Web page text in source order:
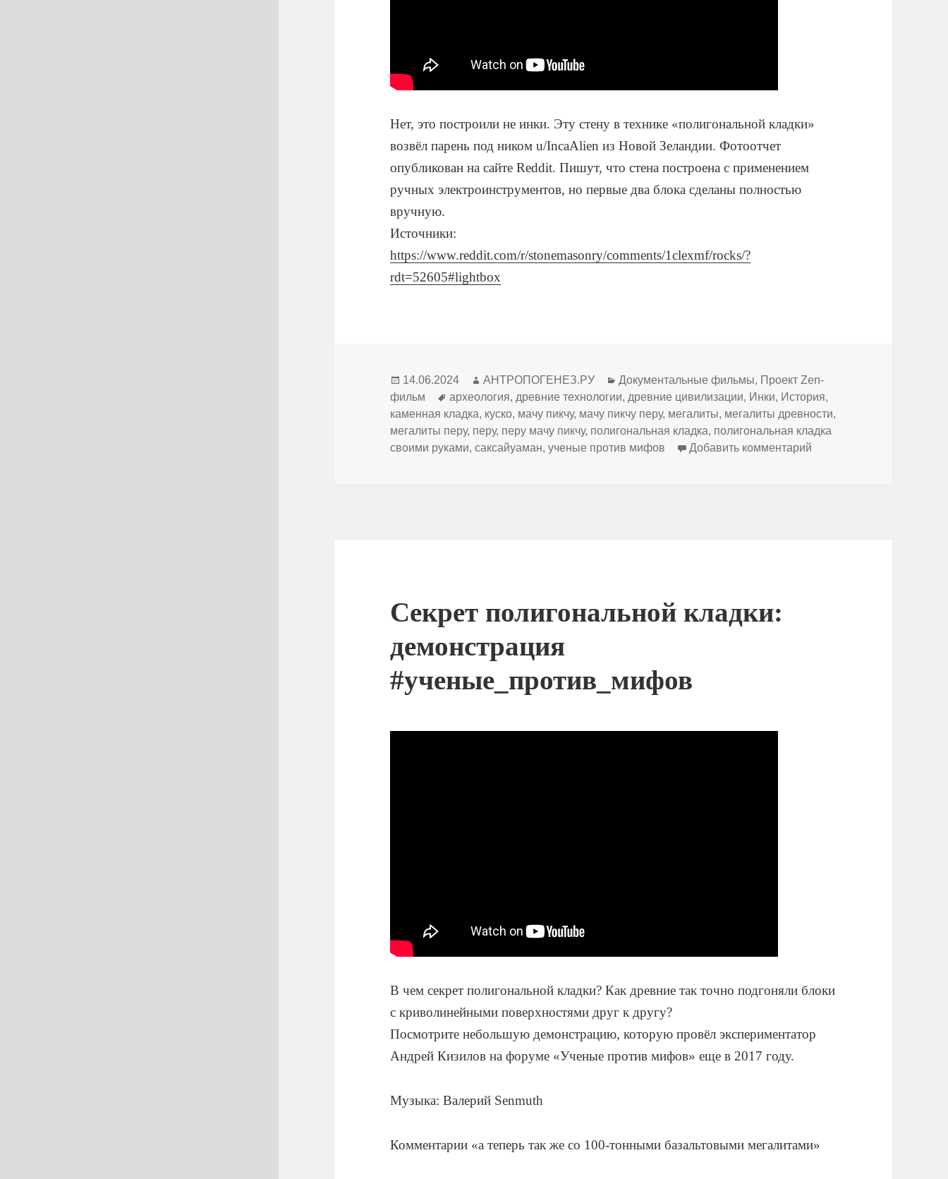
Нет, это построили не инки. Эту стену в технике «полигональной кладки»
возвёл парень под ником u/IncaAlien из Новой Зеландии. Фотоотчет
опубликован на сайте Reddit. Пишут, что стена построена с применением
ручных электроинструментов, но первые два блока сделаны полностью
вручную.
Источники:
https://www.reddit.com/r/stonemasonry/comments/1clexmf/rocks/?
rdt=52605#lightbox
Опубликовано
14.06.2024 Автор
АНТРОПОГЕНЕЗ.РУ Рубрики
Документальные фильмы, Проект Zen-
фильм
Метки
археология, древние технологии, древние цивилизации, Инки, История,
каменная кладка, куско, мачу пикчу, мачу пикчу перу, мегалиты, мегалиты древности,
мегалиты перу, перу, перу мачу пикчу, полигональная кладка, полигональная кладка
своими руками,саксайуаман,ученые против мифов Добавить комментарий
Секрет полигональной кладки:
демонстрация
#ученые_против_мифов
В чем секрет полигональной кладки? Как древние так точно подгоняли блоки
с криволинейными поверхностями друг к другу?
Посмотрите небольшую демонстрацию, которую провёл экспериментатор
Андрей Кизилов на форуме «Ученые против мифов» еще в 2017 году.
Музыка: Валерий Senmuth
Комментарии «а теперь так же со 100-тонными базальтовыми мегалитами»